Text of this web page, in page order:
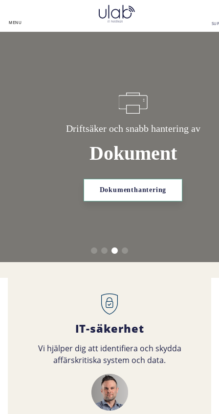
MENU
Driftsäker och snabb hantering av
Dokument
Dokumenthantering
IT-säkerhet
Vi hjälper dig att identifiera och skydda
affärskritiska system och data.